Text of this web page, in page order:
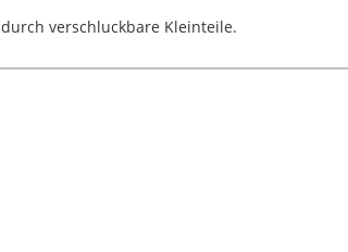
verschluckbare Kleinteile.